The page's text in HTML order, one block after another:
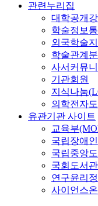
관련누리집
대학공개
학술정보
외국학술
학술관계
사서커뮤니
기관회원
지식나눔
의학전자
유관기관 사이트
교육부
국립장애
국립중앙
국회도서
연구윤리
사이언스